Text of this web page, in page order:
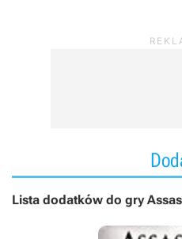
Lista dodatków do gry